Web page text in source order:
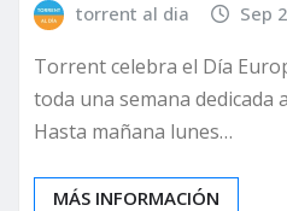
torrent al dia Sep
Torrent celebra el Día
toda una semana dedicada
Hasta mañana lunes…
MÁS INFORMACIÓN